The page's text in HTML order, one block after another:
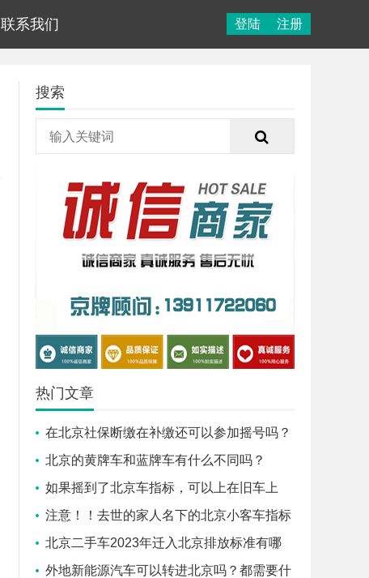
联系我们 登陆 注册
搜索
热门文章
在北京社保断缴在补缴还可以参加摇号吗？
北京的黄牌车和蓝牌车有什么不同吗？
如果摇到了北京车指标，可以上在旧车上
吗？
注意！！去世的家人名下的北京小客车指标
需要怎么做才能过户给子
北京二手车2023年迁入北京排放标准有哪
些？盛昂小编告诉您！
外地新能源汽车可以转进北京吗？都需要什